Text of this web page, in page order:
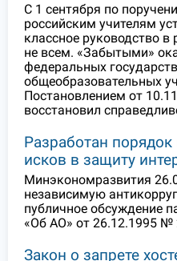
С 1 сентября по
российским учителям
классное руководство
не всем. «Забытыми»
федеральных
общеобразовательных
Постановлением от
восстановил
Разработан
исков в защиту
Минэкономразвития
независимую
публичное обсуждение
«Об АО» от 26.12.1995
Закон о запрете